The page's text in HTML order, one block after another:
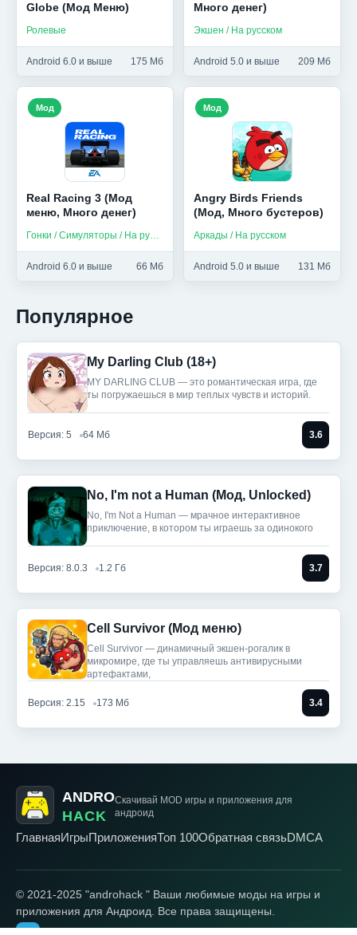
Globe (Мод Меню)
Ролевые
Android 6.0 и выше 175 Мб
Много денег)
Экшен / На русском
Android 5.0 и выше 209 Мб
Real Racing 3 (Мод
меню, Много денег)
Гонки / Симуляторы / На русском
Android 6.0 и выше 66 Мб
Мод
Angry Birds Friends
(Мод, Много бустеров)
Аркады / На русском
Android 5.0 и выше 131 Мб
Мод
Популярное
My Darling Club (18+)
MY DARLING CLUB — это романтическая игра, где
ты погружаешься в мир теплых чувств и историй.
Версия: 5 64 Мб 3.6
No, I'm not a Human (Мод, Unlocked)
No, I'm Not a Human — мрачное интерактивное
приключение, в котором ты играешь за одинокого
Версия: 8.0.3 1.2 Гб 3.7
Cell Survivor (Мод меню)
Cell Survivor — динамичный экшен-рогалик в
микромире, где ты управляешь антивирусными
артефактами,
Версия: 2.15 173 Мб 3.4
ANDRO
HACK
Скачивай MOD игры и приложения для
андроид
ГлавнаяИгрыПриложенияТоп 100Обратная связьDMCA
© 2021-2025 "androhack " Ваши любимые моды на игры и
приложения для Андроид. Все права защищены.